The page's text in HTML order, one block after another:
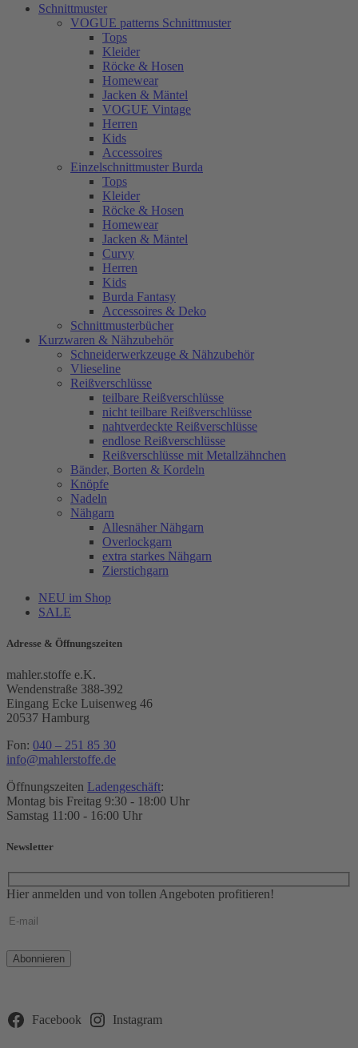
Schnittmuster
VOGUE patterns Schnittmuster
Tops
Kleider
Röcke & Hosen
Homewear
Jacken & Mäntel
VOGUE Vintage
Herren
Kids
Accessoires
Einzelschnittmuster Burda
Tops
Kleider
Röcke & Hosen
Homewear
Jacken & Mäntel
Curvy
Herren
Kids
Burda Fantasy
Accessoires & Deko
Schnittmusterbücher
Kurzwaren & Nähzubehör
Schneiderwerkzeuge & Nähzubehör
Vlieseline
Reißverschlüsse
teilbare Reißverschlüsse
nicht teilbare Reißverschlüsse
nahtverdeckte Reißverschlüsse
endlose Reißverschlüsse
Reißverschlüsse mit Metallzähnchen
Bänder, Borten & Kordeln
Knöpfe
Nadeln
Nähgarn
Allesnäher Nähgarn
Overlockgarn
extra starkes Nähgarn
Zierstichgarn
NEU im Shop
SALE
Adresse & Öffnungszeiten
mahler.stoffe e.K.
Wendenstraße 388-392
Eingang Ecke Luisenweg 46
20537 Hamburg
Fon: 040 – 251 85 30
info@mahlerstoffe.de
Öffnungszeiten Ladengeschäft:
Montag bis Freitag 9:30 - 18:00 Uhr
Samstag 11:00 - 16:00 Uhr
Newsletter
Hier anmelden und von tollen Angeboten profitieren!
Bitte
lasse
leer.
Facebook Instagram